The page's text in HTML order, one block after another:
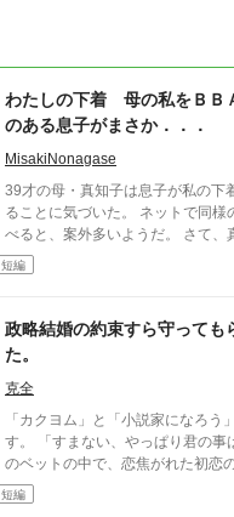
わたしの下着 母の私をＢＢ
のある息子がまさか．．．
MisakiNonagase
39才の母・真知子は息子が私の下
ることに気づいた。 ネットで同様
べると、案外多いようだ。 さて、真知子は息子を問
い詰める？ それとも気づかない
短編
政略結婚の約束すら守っても
た。
克全
「カクヨム」と「小説家になろう
す。 「すまない、やっぱり君の事
のベットの中で、恋焦がれた初恋
しまいました。私の心は砕け散っ
恋の人が妹を愛していると知った
短編